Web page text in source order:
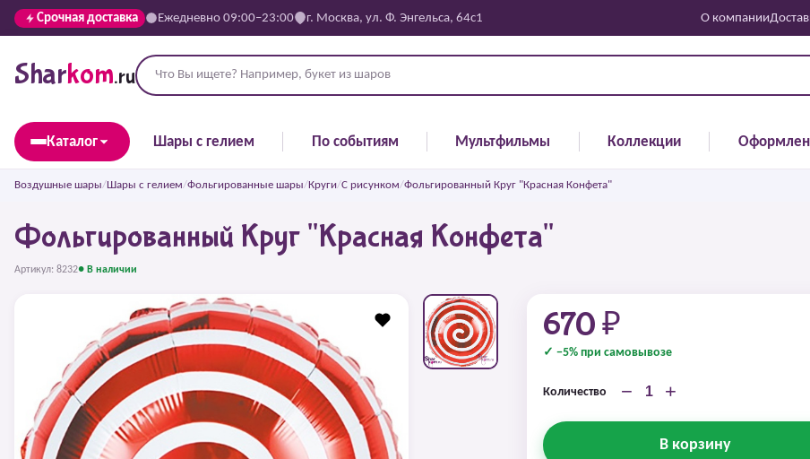
Срочная доставка Ежедневно 09:00–23:00 г. Москва, ул. Ф. Энгельса, 64с1 О компании
Sharkom.ru
Каталог Шары с гелием По событиям Мультфильмы Коллекции
Воздушные шары/Шары с гелием/Фольгированные шары/Круги/С рисунком/Фольгированный Круг "Красная Конфета"
Фольгированный Круг "Красная Конфета"
Артикул: 8232● В наличии
670 ₽
✓ −5% при самовывозе
Количество − +
В корзину